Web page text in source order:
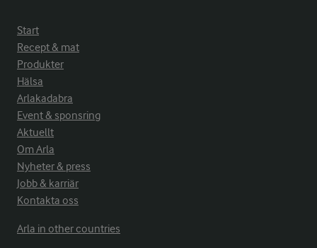
Start
Recept & mat
Produkter
Hälsa
Arlakadabra
Event & sponsring
Aktuellt
Om Arla
Nyheter & press
Jobb & karriär
Kontakta oss
Arla in other countries